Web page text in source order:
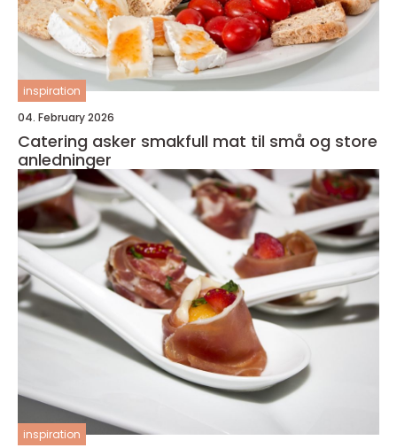
inspiration
04. February 2026
Catering asker smakfull mat til små og store
anledninger
inspiration